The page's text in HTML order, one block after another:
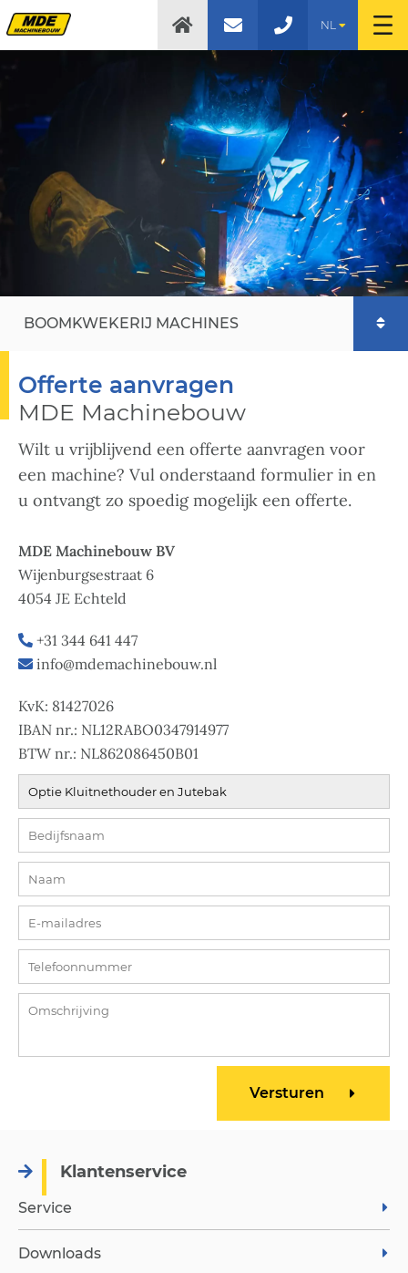
NL
BOOMKWEKERIJ MACHINES
Offerte aanvragen
MDE Machinebouw
Wilt u vrijblijvend een offerte aanvragen voor
een machine? Vul onderstaand formulier in en
u ontvangt zo spoedig mogelijk een offerte.
MDE Machinebouw BV
Wijenburgsestraat 6
4054 JE Echteld
+31 344 641 447
info@mdemachinebouw.nl
KvK: 81427026
IBAN nr.: NL12RABO0347914977
BTW nr.: NL862086450B01
Klantenservice
Service
Downloads